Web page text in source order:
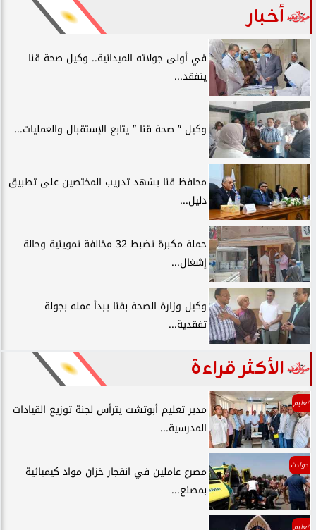
أخبار
في أولى جولاته الميدانية.. وكيل صحة قنا
يتفقد...
وكيل ” صحة قنا ” يتابع الإستقبال والعمليات...
محافظ قنا يشهد تدريب المختصين على تطبيق
دليل...
حملة مكبرة تضبط 32 مخالفة تموينية وحالة
إشغال...
وكيل وزارة الصحة بقنا يبدأ عمله بجولة
تفقدية...
الأكثر قراءة
تعليم
مدير تعليم أبوتشت يترأس لجنة توزيع القيادات
المدرسية...
حوادث
مصرع عاملين في انفجار خزان مواد كيميائية
بمصنع...
تعليم